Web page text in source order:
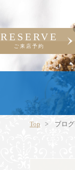
RESERVE
ご来店予約
Top ブロ